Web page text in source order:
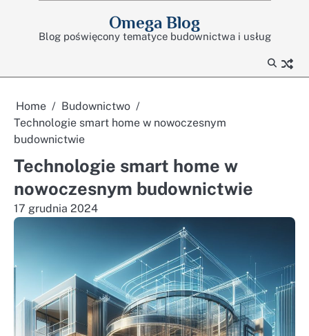
Omega Blog
Blog poświęcony tematyce budownictwa i usług
Home
Budownictwo
Technologie smart home w nowoczesnym
budownictwie
Technologie smart home w
nowoczesnym budownictwie
17 grudnia 2024